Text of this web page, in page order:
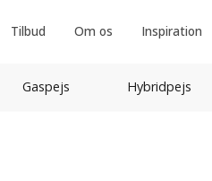
Tilbud Om os Inspiration
Gaspejs Hybridpejs